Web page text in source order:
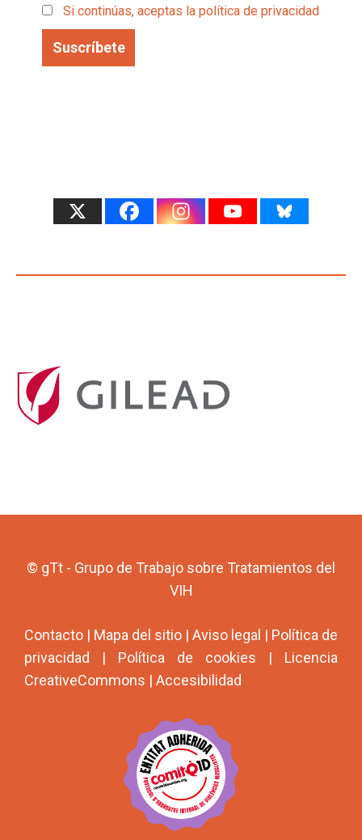
Si continúas, aceptas la política de privacidad
© gTt - Grupo de Trabajo sobre Tratamientos del
VIH
Contacto | Mapa del sitio | Aviso legal | Política de
privacidad | Política de cookies | Licencia
CreativeCommons | Accesibilidad